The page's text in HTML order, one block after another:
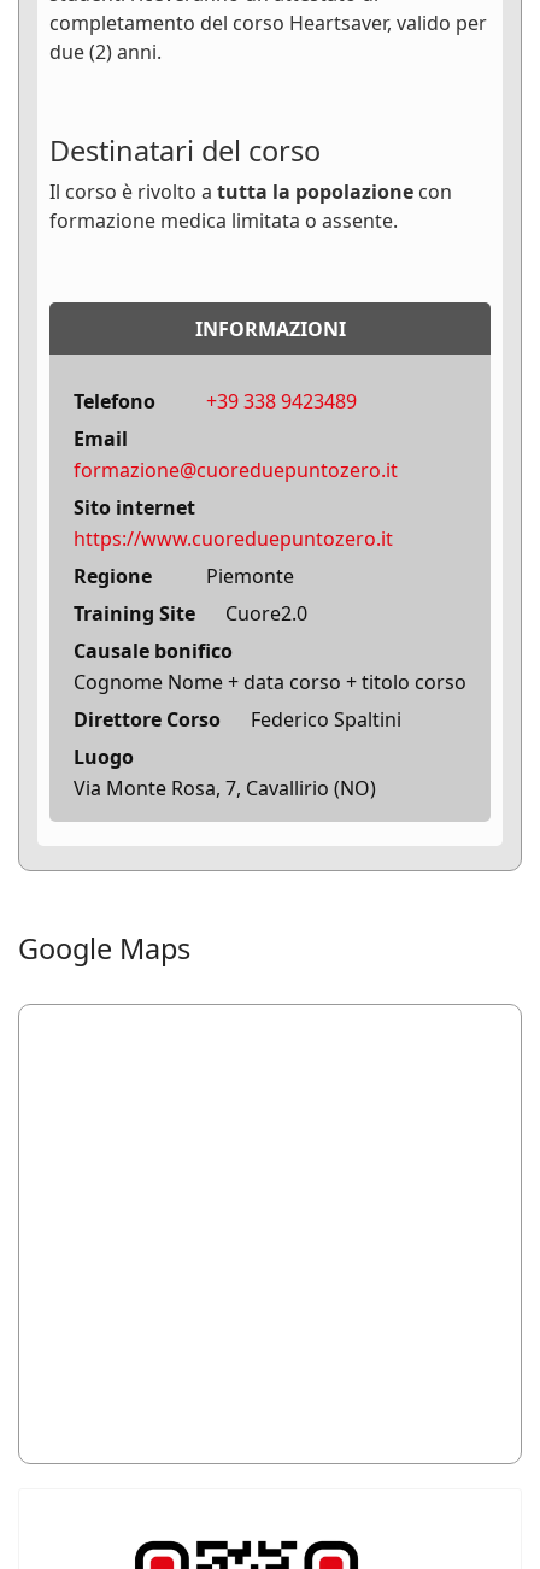
completamento del corso Heartsaver, valido per
due (2) anni.
Destinatari del corso
Il corso è rivolto a tutta la popolazione con
formazione medica limitata o assente.
INFORMAZIONI
Telefono
+39 338 9423489
Email
formazione@cuoreduepuntozero.it
Sito internet
https://www.cuoreduepuntozero.it
Regione
Piemonte
Training Site
Cuore2.0
Causale bonifico
Cognome Nome + data corso + titolo corso
Direttore Corso
Federico Spaltini
Luogo
Via Monte Rosa, 7, Cavallirio (NO)
Google Maps